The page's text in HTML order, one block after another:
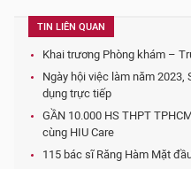
TIN LIÊN QUAN
Khai trương Phòng khám –
Ngày hội việc làm năm 2023,
dụng trực tiếp
GẦN 10.000 HS THPT
cùng HIU Care
115 bác sĩ Răng Hàm Mặt